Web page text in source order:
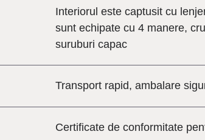
Interiorul este captusit cu
sunt echipate cu 4 manere,
suruburi capac
Transport rapid, ambalare
Certificate de conformitate